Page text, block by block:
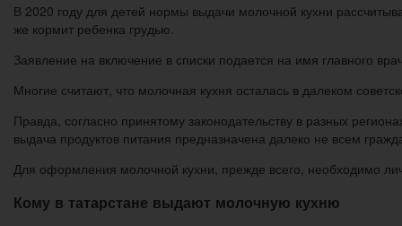
В 2020 году для детей нормы выдачи молочной кухни
же кормит ребенка грудью.
Заявление на включение в списки подается на имя главного
Многие считают, что молочная кухня осталась в далеком
Правда, согласно принятому законодательству в разных
выдача продуктов питания предназначена далеко не всем
Для оформления молочной кухни, прежде всего, необходимо
Кому в татарстане выдают молочную кухню